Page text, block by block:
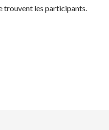
trouvent les participants.